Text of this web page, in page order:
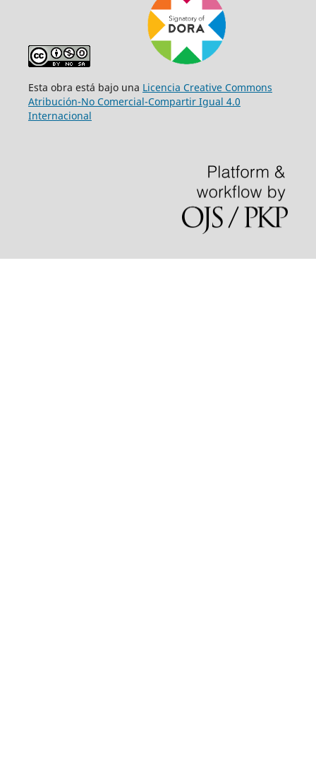
Esta obra está bajo una Licencia Creative Commons
Atribución-No Comercial-Compartir Igual 4.0
Internacional